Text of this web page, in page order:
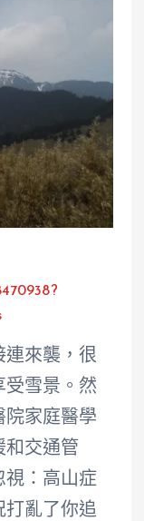
連來襲，很
受雪景。然
院家庭醫學
和交通管
視：高山症
打亂了你追